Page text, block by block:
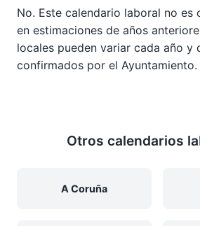
No. Este calendario laboral no es
en estimaciones de años
locales pueden variar cada año y
confirmados por el Ayuntamiento.
Otros calendarios
A Coruña